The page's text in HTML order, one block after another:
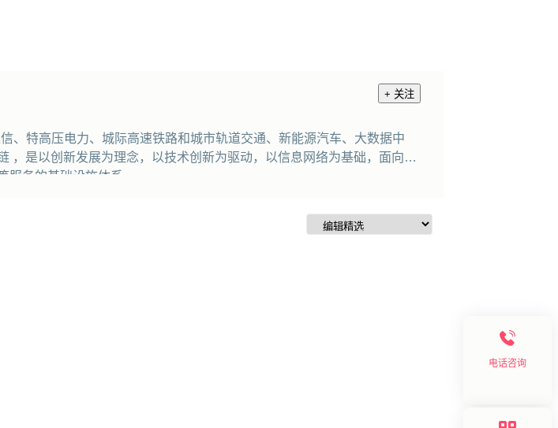
+ 关注
、特高压电力、城际高速铁路和城市轨道交通、新能源汽车、大数据中
，是以创新发展为理念，以技术创新为驱动，以信息网络为基础，面向高
务的基础设施体系.
电话咨询